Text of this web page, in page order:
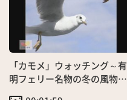
「カモメ」ウォッチング～有
明フェリー名物の冬の風物